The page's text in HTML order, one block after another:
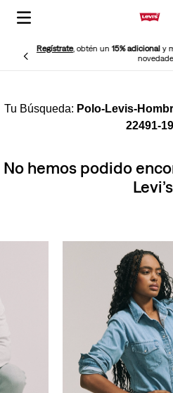
Regístrate, obtén un15% adicionaly
Polo-Levis-
22491-
No hemos podido